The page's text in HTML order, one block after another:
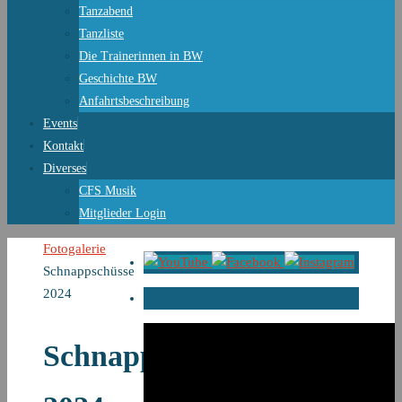
Tanzabend
Tanzliste
Die Trainerinnen in BW
Geschichte BW
Anfahrtsbeschreibung
Events
Kontakt
Diverses
CFS Musik
Mitglieder Login
Start
Fotogalerie
Schnappschüsse
2024
Schnappschüsse